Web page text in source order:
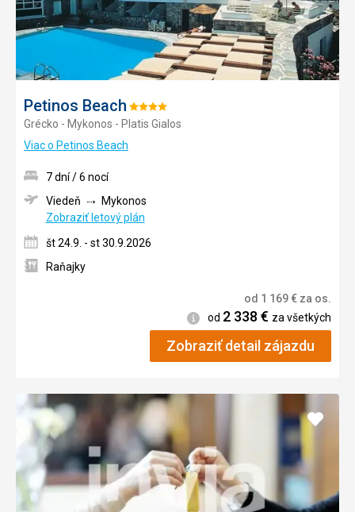
Petinos Beach Hodnotenie:
4/5
Grécko - Mykonos - Platis Gialos
Viac o Petinos Beach
7 dní / 6 nocí
Viedeň
Mykonos
Zobraziť letový plán
št 24.9. - st 30.9.2026
Raňajky
od 1 169€ za os.
Informácie
od 2 338 € za všetkých
Zobraziť detail zájazdu
Pridať